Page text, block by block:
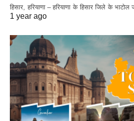
हिसार, हरियाणा – हरियाणा के हिसार जिले के भाटोल
1 year ago